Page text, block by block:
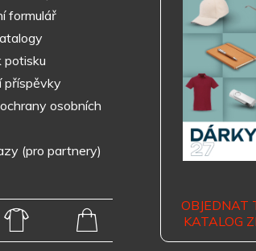
formulář
potisku
příspěvky
osobních
(pro partnery)
OBJEDNAT
KATALOG